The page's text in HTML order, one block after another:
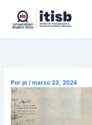
contenido
Porpi/marzo 23, 2024